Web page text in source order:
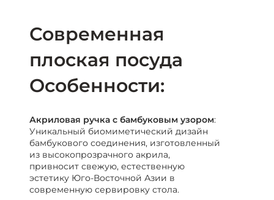
Современная
плоская посуда
Особенности:
Акриловая ручка с бамбуковым узором:
Уникальный биомиметический дизайн
бамбукового соединения, изготовленный
из высокопрозрачного акрила,
привносит свежую, естественную
эстетику Юго-Восточной Азии в
современную сервировку стола.